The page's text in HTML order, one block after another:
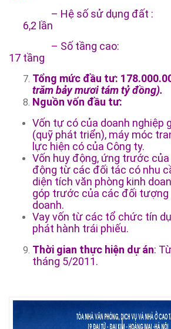
– Hệ số sử
6,2 lần
– Số
17 tầng
Tổng mức đầu tư:
trăm bảy mươi tám tỷ đồng).
Nguồn vốn đầu tư:
Vốn tự có của doanh nghiệp
(quỹ phát triển), máy móc
lực hiện có của Công ty.
Vốn huy động, ứng trước
động từ các đối tác có nhu
diện tích văn phòng kinh
góp trước của các đối tượng
doanh.
Vay vốn từ các tổ chức tín
phát hành trái phiếu.
Thời gian thực hiện dự án:
tháng 5/2011.